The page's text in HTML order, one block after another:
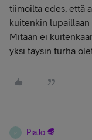
tiimoilta edes, että
kuitenkin lupaillaan
Mitään ei
yksi täysin turha
PiaJo